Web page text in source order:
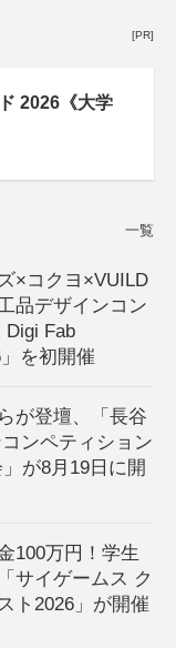
[PR]
2026《大学
一覧
×コクヨ×VUILD
品デザインコン
Digi Fab
を初開催
が登壇、「長谷
ンペティション
が8月19日に開
100万円！学生
サイゲームス ク
ト2026」が開催